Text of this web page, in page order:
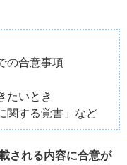
の合意事項
たいとき
関する覚書」など
される内容に合意が